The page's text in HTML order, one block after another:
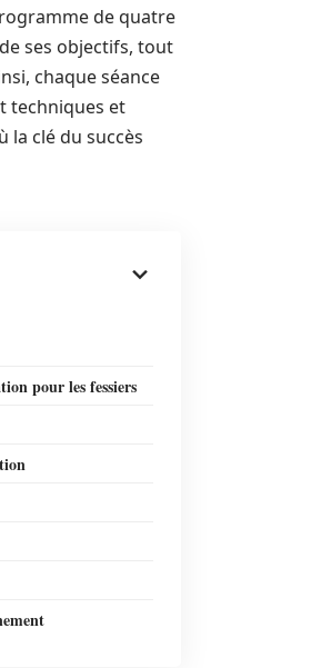
de quatre
ses objectifs, tout
chaque séance
techniques et
la clé du succès
pour les fessiers